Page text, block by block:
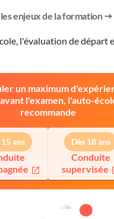
enjeux de la formation
l'évaluation de départ
un maximum
l'examen, l'auto-
recommande
15 ans Dès 18 ans
Conduite
supervisée